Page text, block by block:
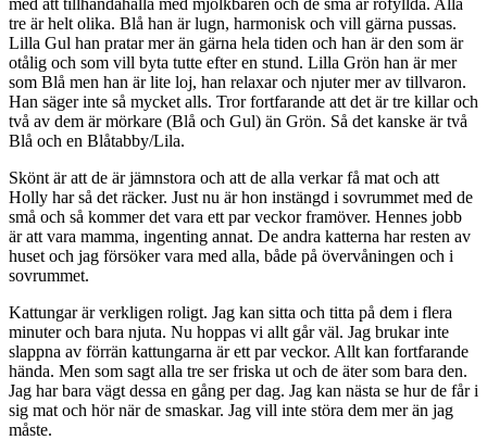
tre är helt olika. Blå han är lugn, harmonisk och vill gärna pussas.
Lilla Gul han pratar mer än gärna hela tiden och han är den som är
otålig och som vill byta tutte efter en stund. Lilla Grön han är mer
som Blå men han är lite loj, han relaxar och njuter mer av tillvaron.
Han säger inte så mycket alls. Tror fortfarande att det är tre killar och
två av dem är mörkare (Blå och Gul) än Grön. Så det kanske är två
Blå och en Blåtabby/Lila.
Skönt är att de är jämnstora och att de alla verkar få mat och att
Holly har så det räcker. Just nu är hon instängd i sovrummet med de
små och så kommer det vara ett par veckor framöver. Hennes jobb
är att vara mamma, ingenting annat. De andra katterna har resten av
huset och jag försöker vara med alla, både på övervåningen och i
sovrummet.
Kattungar är verkligen roligt. Jag kan sitta och titta på dem i flera
minuter och bara njuta. Nu hoppas vi allt går väl. Jag brukar inte
slappna av förrän kattungarna är ett par veckor. Allt kan fortfarande
hända. Men som sagt alla tre ser friska ut och de äter som bara den.
Jag har bara vägt dessa en gång per dag. Jag kan nästa se hur de får i
sig mat och hör när de smaskar. Jag vill inte störa dem mer än jag
måste.